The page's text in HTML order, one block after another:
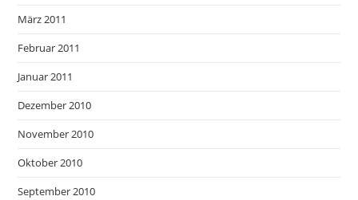
März 2011
Februar 2011
Januar 2011
Dezember 2010
November 2010
Oktober 2010
September 2010